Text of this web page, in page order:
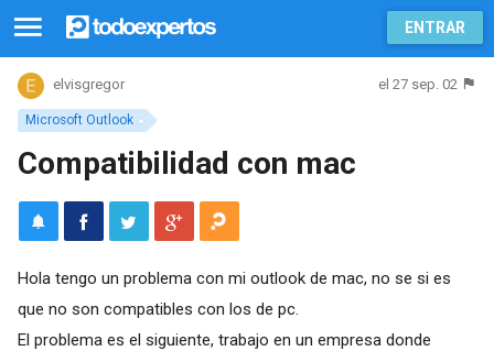
ENTRAR
Microsoft Outlook
elvisgregor el 27 sep. 02
Compatibilidad con mac
Hola tengo un problema con mi outlook de mac, no se si es
que no son compatibles con los de pc.
El problema es el siguiente, trabajo en un empresa donde